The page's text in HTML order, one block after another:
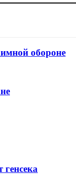
обороне